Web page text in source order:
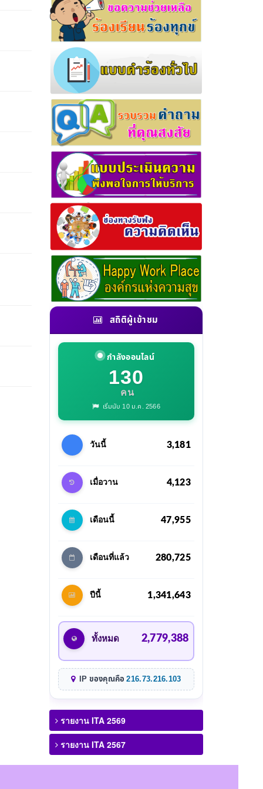
สถิติผู้เข้าชม
กำลังออนไลน์
130
คน
เริ่มนับ 10 ม.ค. 2566
วันนี้ 3,181
เมื่อวาน 4,123
เดือนนี้ 47,955
เดือนที่แล้ว 280,725
ปีนี้ 1,341,643
ทั้งหมด 2,779,388
IP ของคุณคือ216.73.216.103
รายงาน ITA 2569
รายงาน ITA 2567